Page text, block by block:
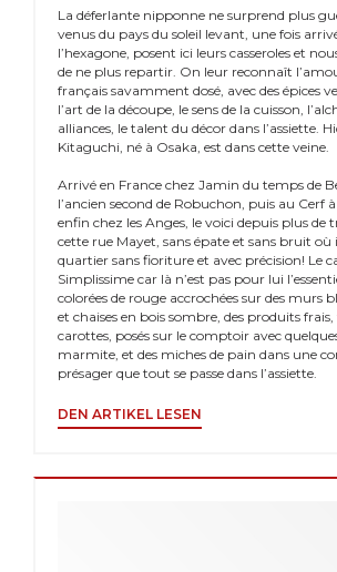
La déferlante nipponne ne surprend plus
venus du pays du soleil levant, une fois
l’hexagone, posent ici leurs casseroles et
de ne plus repartir. On leur reconnaît
français savamment dosé, avec des épices
l’art de la découpe, le sens de la cuisson,
alliances, le talent du décor dans l’assiette.
Kitaguchi, né à Osaka, est dans cette veine.
Arrivé en France chez Jamin du temps de
l’ancien second de Robuchon, puis au Cerf
enfin chez les Anges, le voici depuis plus de
cette rue Mayet, sans épate et sans bruit où
quartier sans fioriture et avec précision! Le
Simplissime car là n’est pas pour lui
colorées de rouge accrochées sur des murs
et chaises en bois sombre, des produits frais,
carottes, posés sur le comptoir avec
marmite, et des miches de pain dans une
présager que tout se passe dans l’assiette.
DEN ARTIKEL LESEN